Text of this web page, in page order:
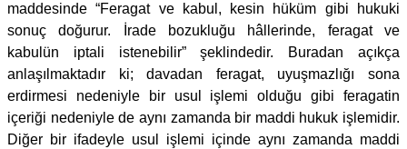
maddesinde “Feragat ve kabul, kesin hüküm gibi hukuki
sonuç doğurur. İrade bozukluğu hâllerinde, feragat ve
kabulün iptali istenebilir” şeklindedir. Buradan açıkça
anlaşılmaktadır ki; davadan feragat, uyuşmazlığı sona
erdirmesi nedeniyle bir usul işlemi olduğu gibi feragatin
içeriği nedeniyle de aynı zamanda bir maddi hukuk işlemidir.
Diğer bir ifadeyle usul işlemi içinde aynı zamanda maddi